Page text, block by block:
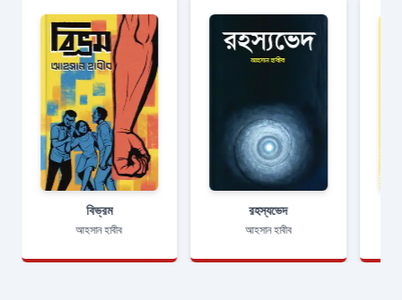
বিভ্রম
আহসান হাবীব
রহস্যভেদ
আহসান হাবীব